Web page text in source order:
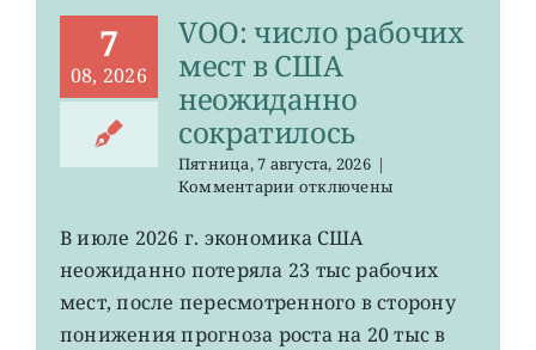
7
08, 2026
VOO: число рабочих
мест в США
неожиданно
сократилось
Пятница, 7 августа, 2026 |
Комментариик
VOO:
рабочих
мест
США
отключены
В июле 2026 г. экономика США
неожиданно потеряла 23 тыс рабочих
мест, после пересмотренного в сторону
понижения прогноза роста на 20 тыс в